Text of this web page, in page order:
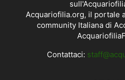
Acquariofilia.org, il portale
community Italiana di
Contattaci: